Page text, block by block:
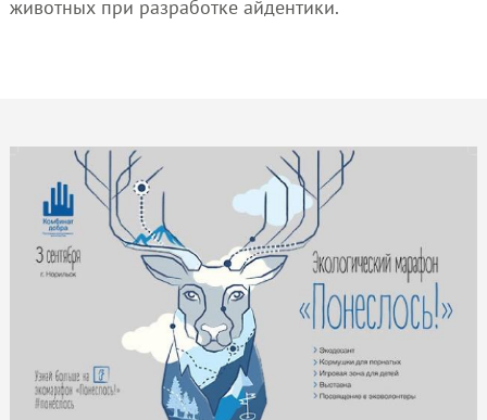
животных при разработке айдентики.